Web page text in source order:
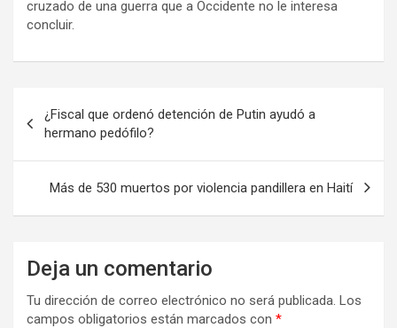
cruzado de una guerra que a Occidente no le interesa
concluir.
v
g
¿Fiscal que ordenó detención de Putin ayudó a
hermano pedófilo?
Más de 530 muertos por violencia pandillera en Haití
Deja un comentario
Tu dirección de correo electrónico no será publicada. Los
campos obligatorios están marcados con *